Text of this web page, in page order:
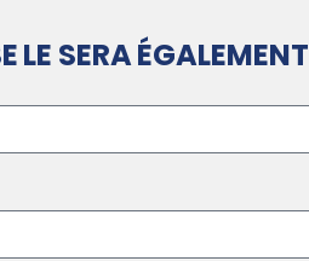
LE SERA ÉGALEMENT